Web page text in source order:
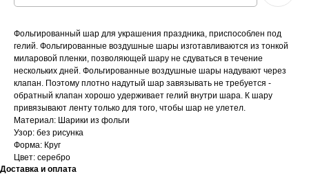
Фольгированный шар для украшения праздника, приспособлен под
гелий. Фольгированные воздушные шары изготавливаются из тонкой
миларовой пленки, позволяющей шару не сдуваться в течение
нескольких дней. Фольгированные воздушные шары надувают через
клапан. Поэтому плотно надутый шар завязывать не требуется -
обратный клапан хорошо удерживает гелий внутри шара. К шару
привязывают ленту только для того, чтобы шар не улетел.
Материал: Шарики из фольги
Узор: без рисунка
Форма: Круг
Цвет: серебро
Доставка и оплата